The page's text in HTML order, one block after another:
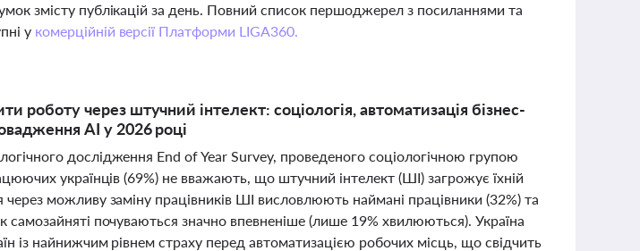
змісту публікацій за день. Повний список першоджерел з посиланнями та
у комерційній версії Платформи LIGA360.
роботу через штучний інтелект: соціологія, автоматизація бізнес-
AI у 2026 році
дослідження End of Year Survey, проведеного соціологічною групою
українців (69%) не вважають, що штучний інтелект (ШІ) загрожує їхній
через можливу заміну працівників ШІ висловлюють наймані працівники (32%) та
самозайняті почуваються значно впевненіше (лише 19% хвилюються). Україна
із найнижчим рівнем страху перед автоматизацією робочих місць, що свідчить